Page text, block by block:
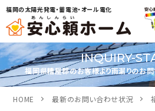
福岡の太陽光発電・蓄電池・オール電化
INQUIRY-
福岡県糟屋郡のお客様より雨漏りのお
HOME 最新のお問い合わせ状況